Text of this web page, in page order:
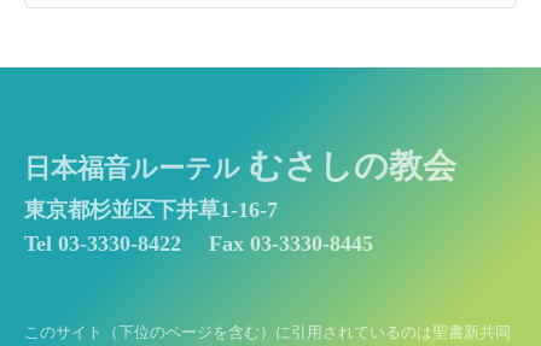
日本福音ルーテル むさしの教会
東京都杉並区下井草1-16-7
Tel 03-3330-8422
Fax 03-3330-8445
このサイト（下位のページを含む）に引用されているのは聖書新共同